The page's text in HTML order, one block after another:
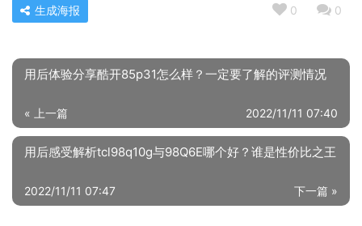
0 0
生成海报
用后体验分享酷开85p31怎么样？一定要了解的评测情况
« 上一篇 2022/11/11 07:40
用后感受解析tcl98q10g与98Q6E哪个好？谁是性价比之王
下一篇 »
2022/11/11 07:47